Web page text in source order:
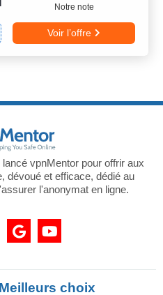
Notre note
Voir l’offre
vpnMentor pour offrir aux
dévoué et efficace, dédié au
l'anonymat en ligne.
choix